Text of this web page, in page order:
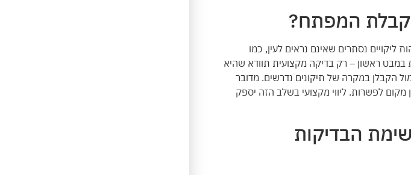
קבלת המפתח?
ליקויים נסתרים שאינם נראים לעין, כמו
במבט ראשון – רק בדיקה מקצועית תוודא שהיא
הקבלן במקרה של תיקונים נדרשים. מדובר
לפשרות. ליווי מקצועי בשלב הזה יספק
הבדיקות